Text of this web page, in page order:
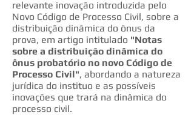
relevante inovação introduzida pelo
Novo Código de Processo Civil, sobre a
distribuição dinâmica do ônus da
prova, em artigo intitulado "Notas
sobre a distribuição dinâmica do
ônus probatório no novo Código de
Processo Civil", abordando a natureza
jurídica do instituo e as possíveis
inovações que trará na dinâmica do
processo civil.